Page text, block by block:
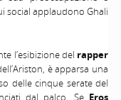
social applaudono Ghali
l’esibizione del rapper
è apparsa una
delle cinque serate del
dal palco. SeEros